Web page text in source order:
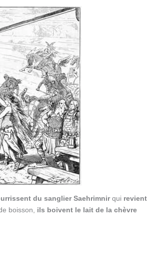
du sanglier Saehrimnirqui revient
boisson, ils boivent le lait de la chèvre